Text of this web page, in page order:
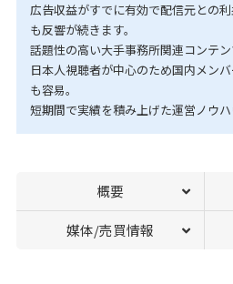
広告収益がすでに有効で配信元との
も反響が続きます。
話題性の高い大手事務所関連コンテン
日本人視聴者が中心のため国内メン
も容易。
短期間で実績を積み上げた運営ノウハ
概要
媒体/売買情報